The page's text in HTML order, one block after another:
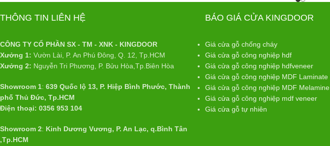
THÔNG TIN LIÊN HỆ
CÔNG TY CỔ PHẦN SX - TM - XNK - KINGDOOR
Xưởng 1: Vườn Lài, P. An Phú Đông, Q. 12, Tp.HCM
Xưởng 2: Nguyễn Tri Phương, P. Bửu Hòa,Tp.Biên Hòa
Showroom 1: 639 Quốc lộ 13, P. Hiệp Bình Phước, Thành
phố Thủ Đức, Tp.HCM
Điện thoại: 0356 953 104
Showroom 2: Kinh Dương Vương, P. An Lạc, q.Bình Tân
,Tp.HCM
BÁO GIÁ CỬA KINGDOOR
Giá cửa gỗ chống cháy
Giá cửa gỗ công nghiệp hdf
Giá cửa gỗ công nghiệp hdfveneer
Giá cửa gỗ công nghiệp MDF Laminate
Giá cửa gỗ công nghiệp MDF Melamine
Giá cửa gỗ công nghiệp mdf veneer
Giá cửa gỗ tự nhiên